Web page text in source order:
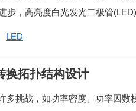
步，高亮度白光发光二极管
LED
换拓扑结构设计
多挑战，如功率密度、功率因数